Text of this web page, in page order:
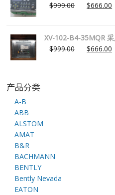
$999.00 $666.00
XV-102-B4-35MQR
$999.00 $666.00
产品分类
A-B
ABB
ALSTOM
AMAT
B&R
BACHMANN
BENTLY
Bently Nevada
EATON